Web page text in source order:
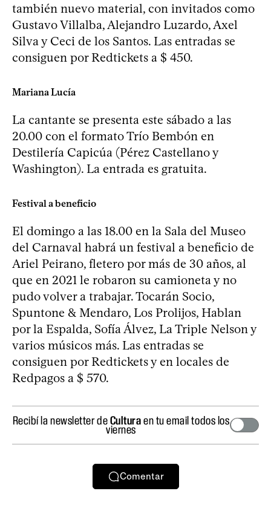
también nuevo material, con invitados como
Gustavo Villalba, Alejandro Luzardo, Axel
Silva y Ceci de los Santos. Las entradas se
consiguen por Redtickets a $ 450.
Mariana Lucía
La cantante se presenta este sábado a las
20.00 con el formato Trío Bembón en
Destilería Capicúa (Pérez Castellano y
Washington). La entrada es gratuita.
Festival a beneficio
El domingo a las 18.00 en la Sala del Museo
del Carnaval habrá un festival a beneficio de
Ariel Peirano, fletero por más de 30 años, al
que en 2021 le robaron su camioneta y no
pudo volver a trabajar. Tocarán Socio,
Spuntone & Mendaro, Los Prolijos, Hablan
por la Espalda, Sofía Álvez, La Triple Nelson y
varios músicos más. Las entradas se
consiguen por Redtickets y en locales de
Redpagos a $ 570.
Recibí la newsletter deCulturaen tu email todos los
viernes
Comentar